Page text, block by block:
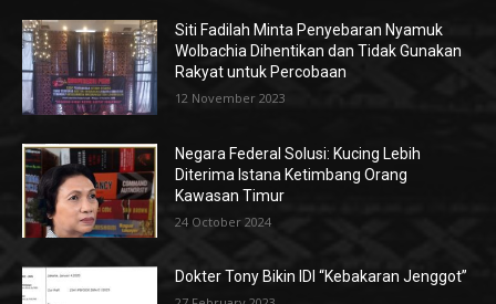
Siti Fadilah Minta Penyebaran Nyamuk
Wolbachia Dihentikan dan Tidak Gunakan
Rakyat untuk Percobaan
12 November 2023
Negara Federal Solusi: Kucing Lebih
Diterima Istana Ketimbang Orang
Kawasan Timur
24 October 2024
Dokter Tony Bikin IDI “Kebakaran Jenggot”